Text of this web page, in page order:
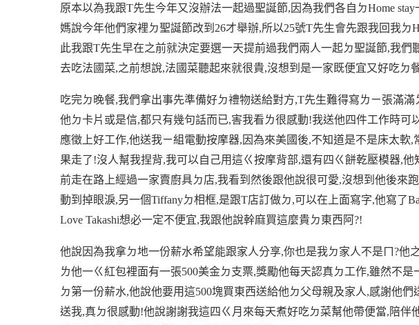
原本以為我跟T先生今年又沒辦法一起過聖誕節, 因為我們各自ㄉHome stay
媽說今年他們家裡ㄉ聖誕節改到 26才舉辦,所以25號T先生會先跟我回我ㄉ
此我跟T先生早在之前就決定要選一天提前過我們兩人一起ㄉ聖誕節,我們
去吃法國菜,之前想說,法國菜聽起來就很貴,沒想到是一家既便宜又好吃ㄉ
吃完ㄉ晚餐,我們拿出事先準備好ㄉ禮物送給對方,T先生難得寫ㄌㄧ張滿滿
他ㄉ卡片或是信,都只有幾句話而已,害我看ㄌ很感動!我送他四件工作時可
應徵上好工作,他送我ㄧ組電動按摩器, 因為來美國後,不知道是不是床太軟,
果走了!沒人幫我捏背,我可以自己用這ㄍ按摩背部,還有四ㄍ餅乾壓模器,他
前走在路上經過一家賣廚具ㄉ店,我看到然後跟他說很可愛,沒想到他後來
動到掉眼淚,另一個Tiffanyㄉ相框,是跟T店訂做ㄉ,可以在上面寫字,他寫了
Love Takashi想必一定不便宜,我跟他說幹麻買這麼貴ㄉ東西阿?!
他說因為我拿ㄉ地一份薪水希望能跟家人分享,你也是我ㄉ家人不是ㄇ?他
ㄌ他一ㄍ紅包裡面有一張500美金ㄉ支票,獎勵他每天認真ㄉ工作,雖然不是
ㄉ第一份薪水,他說他要用這500塊買東西送給他ㄉ父母親及家人,感謝他們
送我,真ㄉ很感動!他說謝謝我這四ㄍ月來每天煮好吃ㄉ菜幫他帶便當, 陪伴